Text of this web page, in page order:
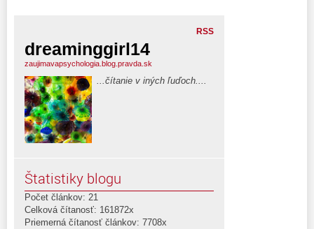
RSS
dreaminggirl14
zaujimavapsychologia.blog.pravda.sk
...čítanie v iných ľuďoch....
Štatistiky blogu
Počet článkov: 21
Celková čítanosť: 161872x
Priemerná čítanosť článkov: 7708x